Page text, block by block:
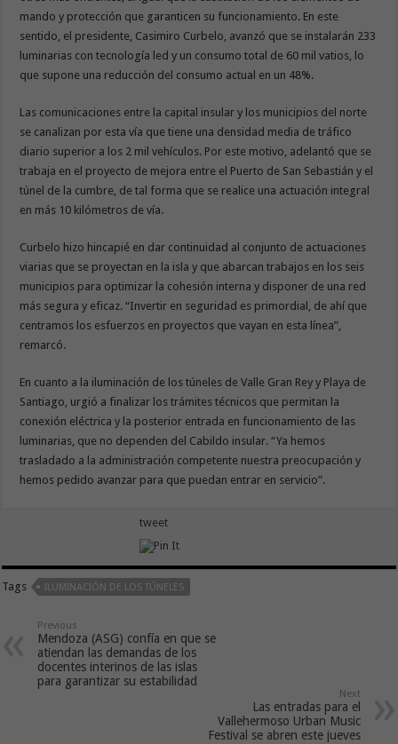
mando y protección que garanticen su funcionamiento. En este
sentido, el presidente, Casimiro Curbelo, avanzó que se instalarán 233
luminarias con tecnología led y un consumo total de 60 mil vatios, lo
que supone una reducción del consumo actual en un 48%.
Las comunicaciones entre la capital insular y los municipios del norte
se canalizan por esta vía que tiene una densidad media de tráfico
diario superior a los 2 mil vehículos. Por este motivo, adelantó que se
trabaja en el proyecto de mejora entre el Puerto de San Sebastián y el
túnel de la cumbre, de tal forma que se realice una actuación integral
en más 10 kilómetros de vía.
Curbelo hizo hincapié en dar continuidad al conjunto de actuaciones
viarias que se proyectan en la isla y que abarcan trabajos en los seis
municipios para optimizar la cohesión interna y disponer de una red
más segura y eficaz. “Invertir en seguridad es primordial, de ahí que
centramos los esfuerzos en proyectos que vayan en esta línea”,
remarcó.
En cuanto a la iluminación de los túneles de Valle Gran Rey y Playa de
Santiago, urgió a finalizar los trámites técnicos que permitan la
conexión eléctrica y la posterior entrada en funcionamiento de las
luminarias, que no dependen del Cabildo insular. “Ya hemos
trasladado a la administración competente nuestra preocupación y
hemos pedido avanzar para que puedan entrar en servicio”.
tweet
Tags ILUMINACIÓN DE LOS TÚNELES
Previous
Mendoza (ASG) confía en que se
atiendan las demandas de los
docentes interinos de las islas
para garantizar su estabilidad
Next
Las entradas para el
Vallehermoso Urban Music
Festival se abren este jueves